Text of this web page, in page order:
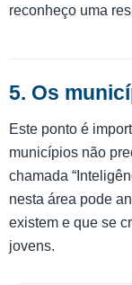
reconheço uma
5. Os
Este ponto é
municípios não
chamada
nesta área pode
existem e que se
jovens.